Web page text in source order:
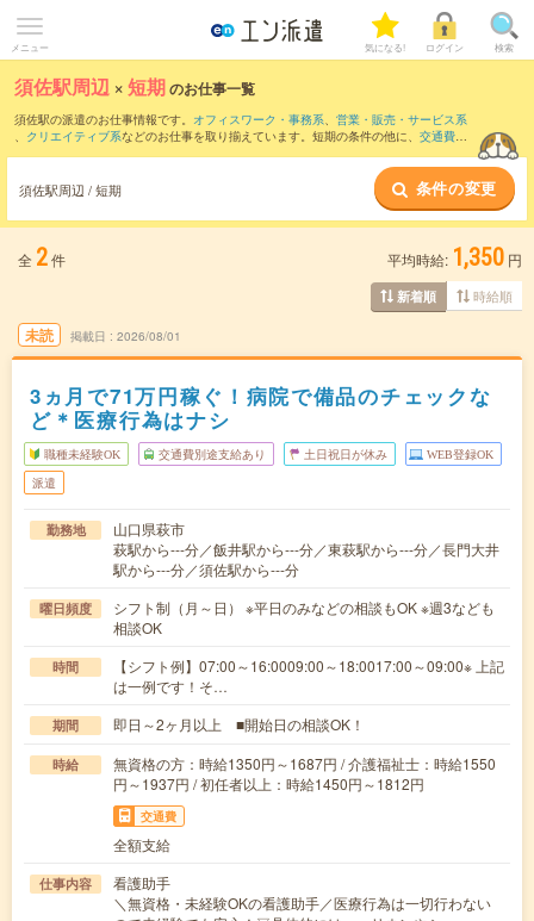
メニュー 気になる! ログイン 検索
須佐駅周辺 ×短期のお仕事一覧
須佐駅の派遣のお仕事情報です。 オフィスワーク・事務系、 営業・販売・サービス系
、 クリエイティブ系などのお仕事を取り揃えています。短期の条件の他に、 交通費別
須佐駅周辺 / 短期 条件の変更
全 2件 平均時給: 1,350 円
新着順 時給順
未読 掲載日 2026/08/01
3ヵ月で71万円稼ぐ！病院で備品のチェックな
ど＊医療行為はナシ
職種未経験OK 交通費別途支給あり 土日祝日が休み WEB登録OK
派遣
勤務地
山口県萩市
萩駅から---分／飯井駅から---分／東萩駅から---分／長門大井
駅から---分／須佐駅から---分
曜日頻度
シフト制（月～日） ※平日のみなどの相談もOK ※週3なども
相談OK
時間
【シフト例】07:00～16:0009:00～18:0017:00～09:00※ 上記
は一例です！そ…
期間 即日～2ヶ月以上 ■開始日の相談OK！
時給
無資格の方：時給1350円～1687円 / 介護福祉士：時給1550
円～1937円 / 初任者以上：時給1450円～1812円
交通費
全額支給
仕事内容
看護助手
＼無資格・未経験OKの看護助手／医療行為は一切行わない